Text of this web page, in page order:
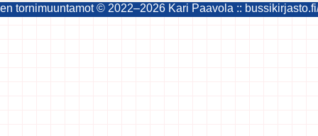
tornimuuntamot © 2022–2026 Kari Paavola ::